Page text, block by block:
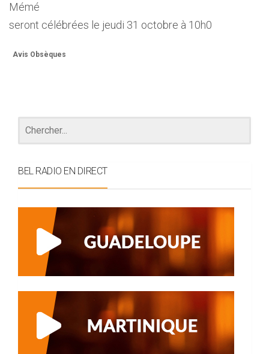
Mémé
seront célébrées le jeudi 31 octobre à 10h0
Avis Obsèques
BEL RADIO EN DIRECT